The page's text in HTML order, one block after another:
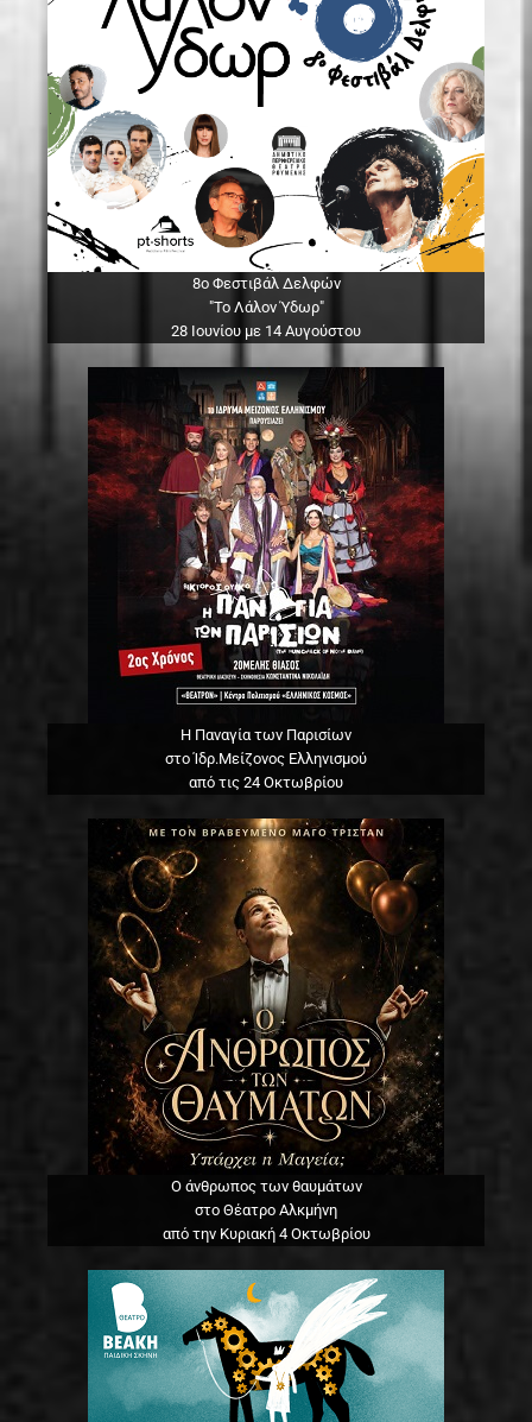
8ο Φεστιβάλ Δελφών
"Το Λάλον Ύδωρ"
28 Ιουνίου με 14 Αυγούστου
Η Παναγία των Παρισίων
στο Ίδρ.Μείζονος Ελληνισμού
από τις 24 Οκτωβρίου
Ο άνθρωπος των θαυμάτων
στο Θέατρο Αλκμήνη
από την Κυριακή 4 Οκτωβρίου